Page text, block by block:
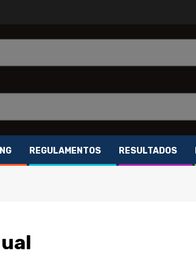
REGULAMENTOS RESULTADOS